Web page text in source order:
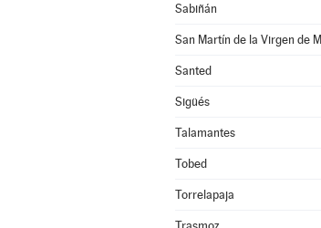
Sabiñán
Santed
Sigüés
Talamantes
Tobed
Torrelapaja